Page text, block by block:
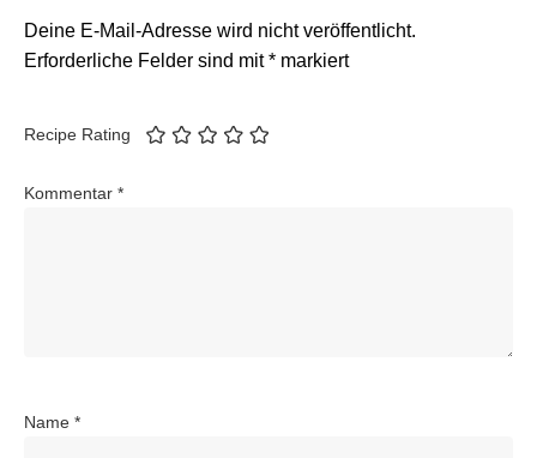
Deine E-Mail-Adresse wird nicht veröffentlicht.
Erforderliche Felder sind mit* markiert
Recipe Rating
Kommentar *
Name *